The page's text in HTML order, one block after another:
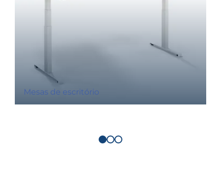
Mesas de escritório